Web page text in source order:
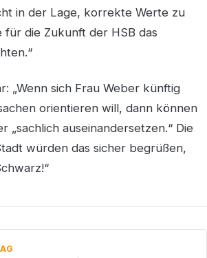
in der Lage, korrekte Werte zu
für die Zukunft der HSB das
„Wenn sich Frau Weber künftig
orientieren will, dann können
„sachlich auseinandersetzen.“ Die
würden das sicher begrüßen,